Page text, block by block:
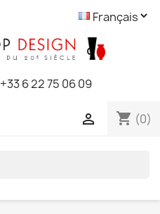
+33 6 22 75 06 09
shopping_cart (0)
